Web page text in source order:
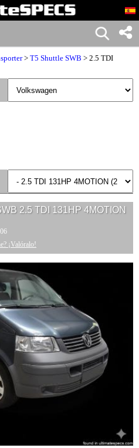
> T5 Shuttle SWB > 2.5 TDI
2.5 TDI 131HP 4MOTION
¡Valóralo!